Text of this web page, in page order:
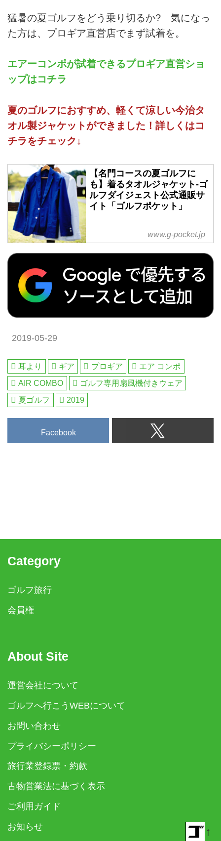
猛暑の夏ゴルフをどう乗り切るか? 気になっ
た方は、プロギア直営店でまず試着を。
エアーコンポが試着できるプロギア直営ショ
ップはコチラ
夏のゴルフにおすすめ、軽くて涼しい今治タ
オル製ジャケットができました！詳しくはコ
チラをチェック↓
【名門コースの夏ゴルフに
も】着るタオルジャケット-ゴ
ルフダイジェスト公式通販サ
イト「ゴルフポケット」
夏ゴルフにぴったり!今治タオル
ゴルフ場へどんな服装で行ってま
すか?ゴルフ場によってドレスコ
ードに違いはありますが、大きな
コンペや、クライアントとのゴル
っていくのが安心。今回は暑い夏
にも涼しげに着こなせる、大人
www.g-pocket.jp
2019-05-29
耳より ギア プロギア
エア コンポ
AIR COMBO
ゴルフ専用扇風機付きウェア
夏ゴルフ
2019
Facebook
Category
ゴルフ旅行
会員権
About Site
運営会社について
ゴルフへ行こうWEBについて
お問い合わせ
プライバシーポリシー
旅行業登録票・約款
古物営業法に基づく表示
ご利用ガイド
お知らせ ↑